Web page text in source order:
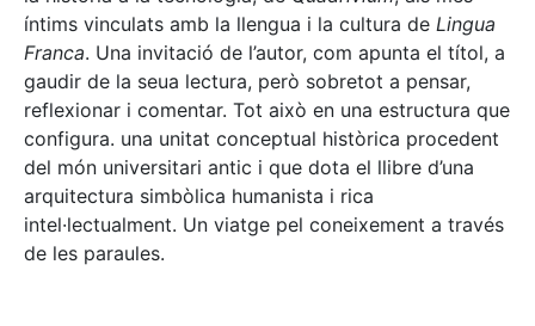
íntims vinculats amb la llengua i la cultura de Lingua
Franca. Una invitació de l’autor, com apunta el títol, a
gaudir de la seua lectura, però sobretot a pensar,
reflexionar i comentar. Tot això en una estructura que
configura. una unitat conceptual històrica procedent
del món universitari antic i que dota el llibre d’una
arquitectura simbòlica humanista i rica
intel·lectualment. Un viatge pel coneixement a través
de les paraules.